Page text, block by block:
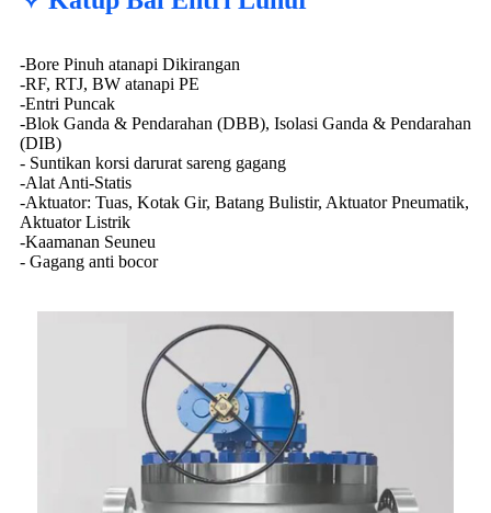
-Bore Pinuh atanapi Dikirangan
-RF, RTJ, BW atanapi PE
-Entri Puncak
-Blok Ganda & Pendarahan (DBB), Isolasi Ganda & Pendarahan
(DIB)
- Suntikan korsi darurat sareng gagang
-Alat Anti-Statis
-Aktuator: Tuas, Kotak Gir, Batang Bulistir, Aktuator Pneumatik,
Aktuator Listrik
-Kaamanan Seuneu
- Gagang anti bocor